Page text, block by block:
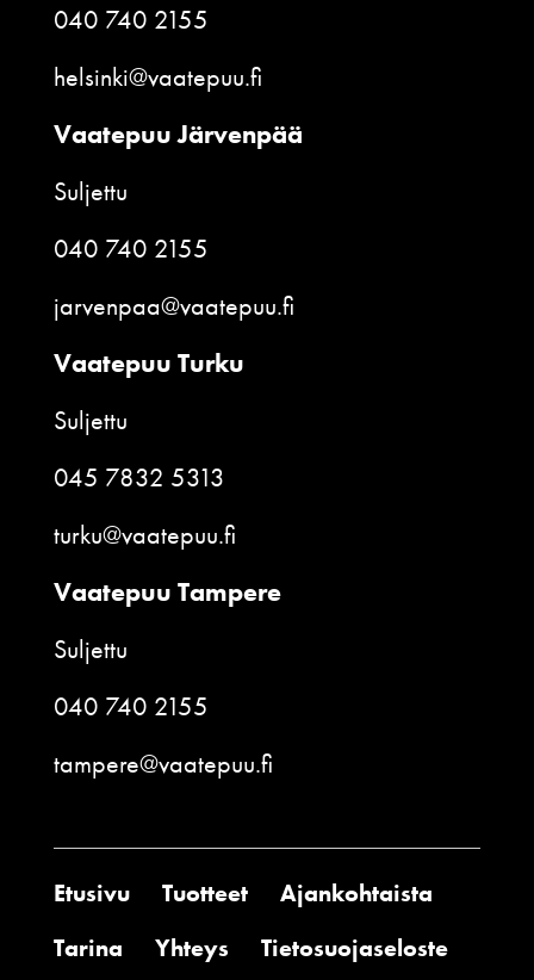
040 740 2155
helsinki@vaatepuu.fi
Vaatepuu Järvenpää
Suljettu
040 740 2155
jarvenpaa@vaatepuu.fi
Vaatepuu Turku
Suljettu
045 7832 5313
turku@vaatepuu.fi
Vaatepuu Tampere
Suljettu
040 740 2155
tampere@vaatepuu.fi
Etusivu Tuotteet
Ajankohtaista
Tarina
Yhteys Tietosuojaseloste